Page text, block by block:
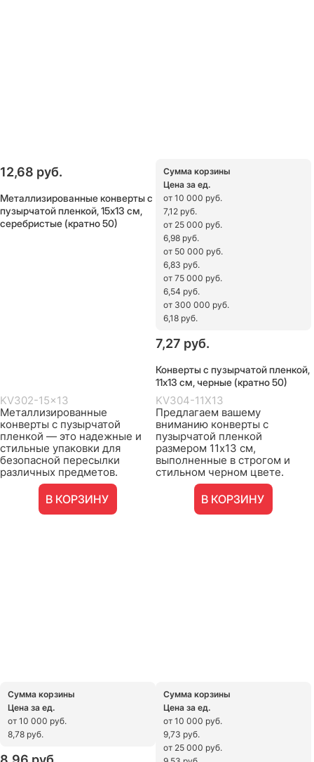
12,68 руб.
Металлизированные конверты с
пузырчатой пленкой, 15х13 см,
серебристые (кратно 50)
KV302-15x13
Металлизированные
конверты с пузырчатой
пленкой — это надежные и
стильные упаковки для
безопасной пересылки
различных предметов.
В КОРЗИНУ
Сумма корзины
Цена за ед.
от 10 000 руб.
7,12 руб.
от 25 000 руб.
6,98 руб.
от 50 000 руб.
6,83 руб.
от 75 000 руб.
6,54 руб.
от 300 000 руб.
6,18 руб.
7,27 руб.
Конверты с пузырчатой пленкой,
11х13 см, черные (кратно 50)
KV304-11X13
Предлагаем вашему
вниманию конверты с
пузырчатой пленкой
размером 11х13 см,
выполненные в строгом и
стильном черном цвете.
В КОРЗИНУ
Сумма корзины
Цена за ед.
от 10 000 руб.
8,78 руб.
Сумма корзины
Цена за ед.
от 10 000 руб.
9,73 руб.
от 25 000 руб.